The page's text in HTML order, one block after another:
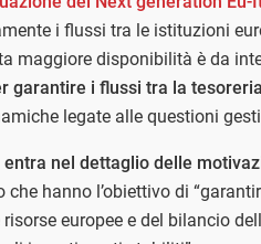
i flussi tra le istituzioni
maggiore disponibilità è da
garantire i flussi tra la
legate alle questioni
entra nel dettaglio delle
che hanno l’obiettivo di
europee e del bilancio